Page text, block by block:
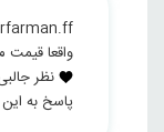
واقعا
نظر
پاسخ به این